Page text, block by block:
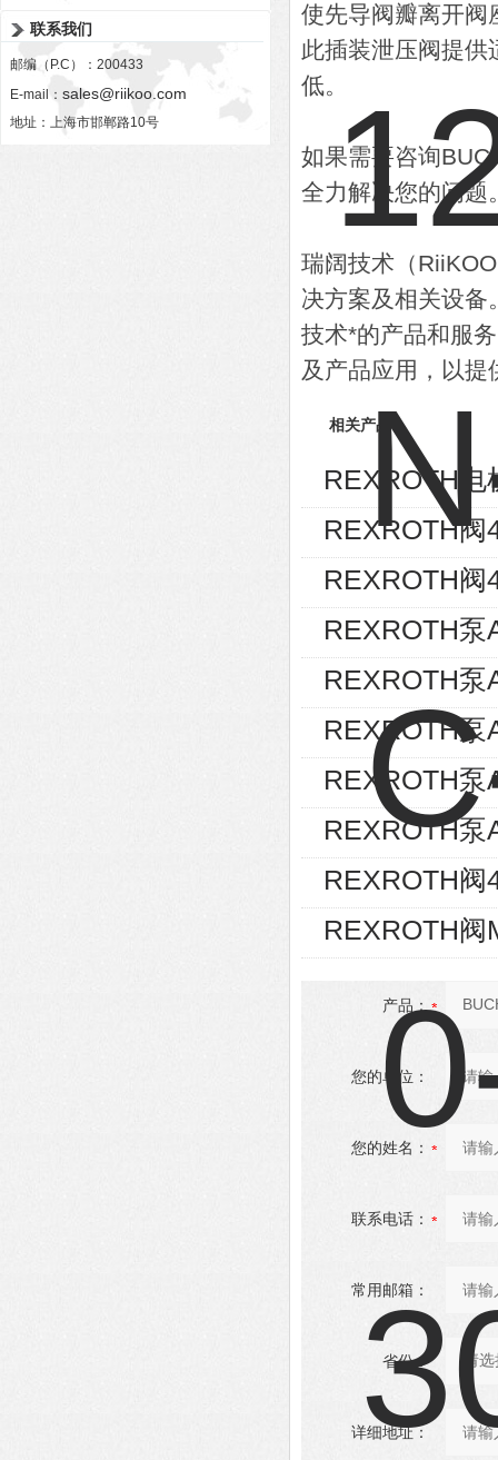
联系我们
邮编（P.C）：200433
E-mail： sales@riikoo.com
地址：上海市邯郸路10号
使先导阀瓣离开阀
此插装泄压阀提供
低。
如果需要咨询
全力解决您的问题
瑞阔技术（
决方案及相关设备
技术*的产品和服
及产品应用，以提
相关产品
REXROTH电
REXROTH
REXROTH
REXROTH
REXROTH
REXROTH
REXROTH
REXROTH泵
REXROTH
REXROTH阀
产品：
您的单位：
您的姓名：
联系电话：
常用邮箱：
省份：
详细地址：